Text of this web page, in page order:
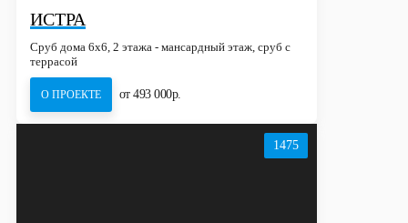
ИСТРА
Сруб дома 6х6, 2 этажа - мансардный этаж, сруб с
террасой
О ПРОЕКТЕ от 493 000р.
1475